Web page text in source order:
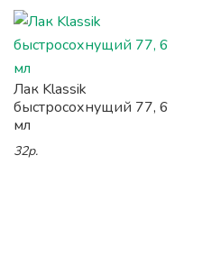
Лак Klassik
быстросохнущий 77, 6
мл
32р.